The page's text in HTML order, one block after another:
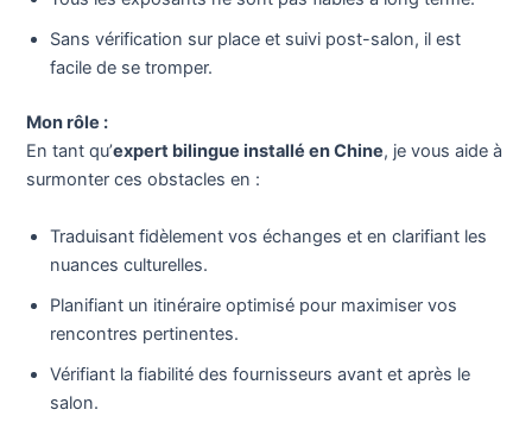
Sans vérification sur place et suivi post-salon, il est
facile de se tromper.
Mon rôle :
En tant qu’expert bilingue installé en Chine, je vous aide à
surmonter ces obstacles en :
Traduisant fidèlement vos échanges et en clarifiant les
nuances culturelles.
Planifiant un itinéraire optimisé pour maximiser vos
rencontres pertinentes.
Vérifiant la fiabilité des fournisseurs avant et après le
salon.